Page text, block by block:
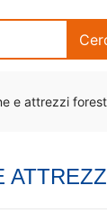
e attrezzi